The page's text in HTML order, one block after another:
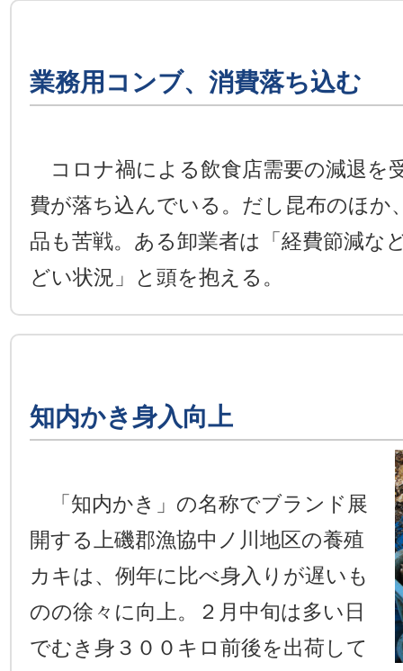
業務用コンブ、消費落ち込む
コロナ禍による飲食店需要の減退を
費が落ち込んでいる。だし昆布のほか
品も苦戦。ある卸業者は「経費節減な
どい状況」と頭を抱える。
知内かき身入向上
「知内かき」の名称でブランド展
開する上磯郡漁協中ノ川地区の養殖
カキは、例年に比べ身入りが遅いも
のの徐々に向上。２月中旬は多い日
でむき身３００キロ前後を出荷して